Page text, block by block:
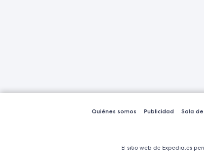
Quiénes somos Publicidad Sala
El sitio web de Expedia.es